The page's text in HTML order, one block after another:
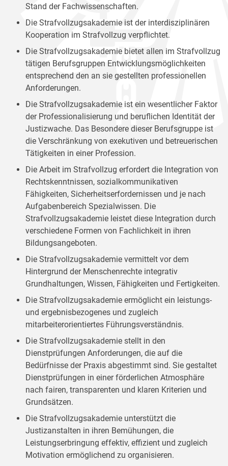
Stand der Fachwissenschaften.
Die Strafvollzugsakademie ist der interdisziplinären
Kooperation im Strafvollzug verpflichtet.
Die Strafvollzugsakademie bietet allen im Strafvollzug
tätigen Berufsgruppen Entwicklungsmöglichkeiten
entsprechend den an sie gestellten professionellen
Anforderungen.
Die Strafvollzugsakademie ist ein wesentlicher Faktor
der Professionalisierung und beruflichen Identität der
Justizwache. Das Besondere dieser Berufsgruppe ist
die Verschränkung von exekutiven und betreuerischen
Tätigkeiten in einer Profession.
Die Arbeit im Strafvollzug erfordert die Integration von
Rechtskenntnissen, sozialkommunikativen
Fähigkeiten, Sicherheitserfordernissen und je nach
Aufgabenbereich Spezialwissen. Die
Strafvollzugsakademie leistet diese Integration durch
verschiedene Formen von Fachlichkeit in ihren
Bildungsangeboten.
Die Strafvollzugsakademie vermittelt vor dem
Hintergrund der Menschenrechte integrativ
Grundhaltungen, Wissen, Fähigkeiten und Fertigkeiten.
Die Strafvollzugsakademie ermöglicht ein leistungs-
und ergebnisbezogenes und zugleich
mitarbeiterorientiertes Führungsverständnis.
Die Strafvollzugsakademie stellt in den
Dienstprüfungen Anforderungen, die auf die
Bedürfnisse der Praxis abgestimmt sind. Sie gestaltet
Dienstprüfungen in einer förderlichen Atmosphäre
nach fairen, transparenten und klaren Kriterien und
Grundsätzen.
Die Strafvollzugsakademie unterstützt die
Justizanstalten in ihren Bemühungen, die
Leistungserbringung effektiv, effizient und zugleich
Motivation ermöglichend zu organisieren.